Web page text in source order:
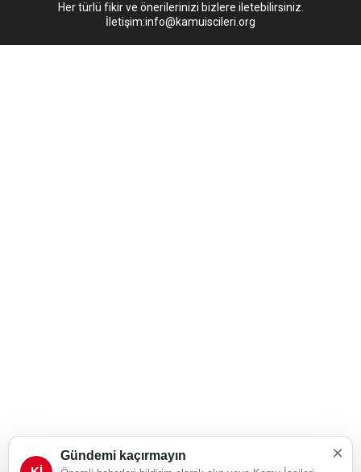
Her türlü fikir ve önerilerinizi bizlere iletebilirsiniz.
İletişim:info@kamuiscileri.org
×
Gündemi kaçırmayın